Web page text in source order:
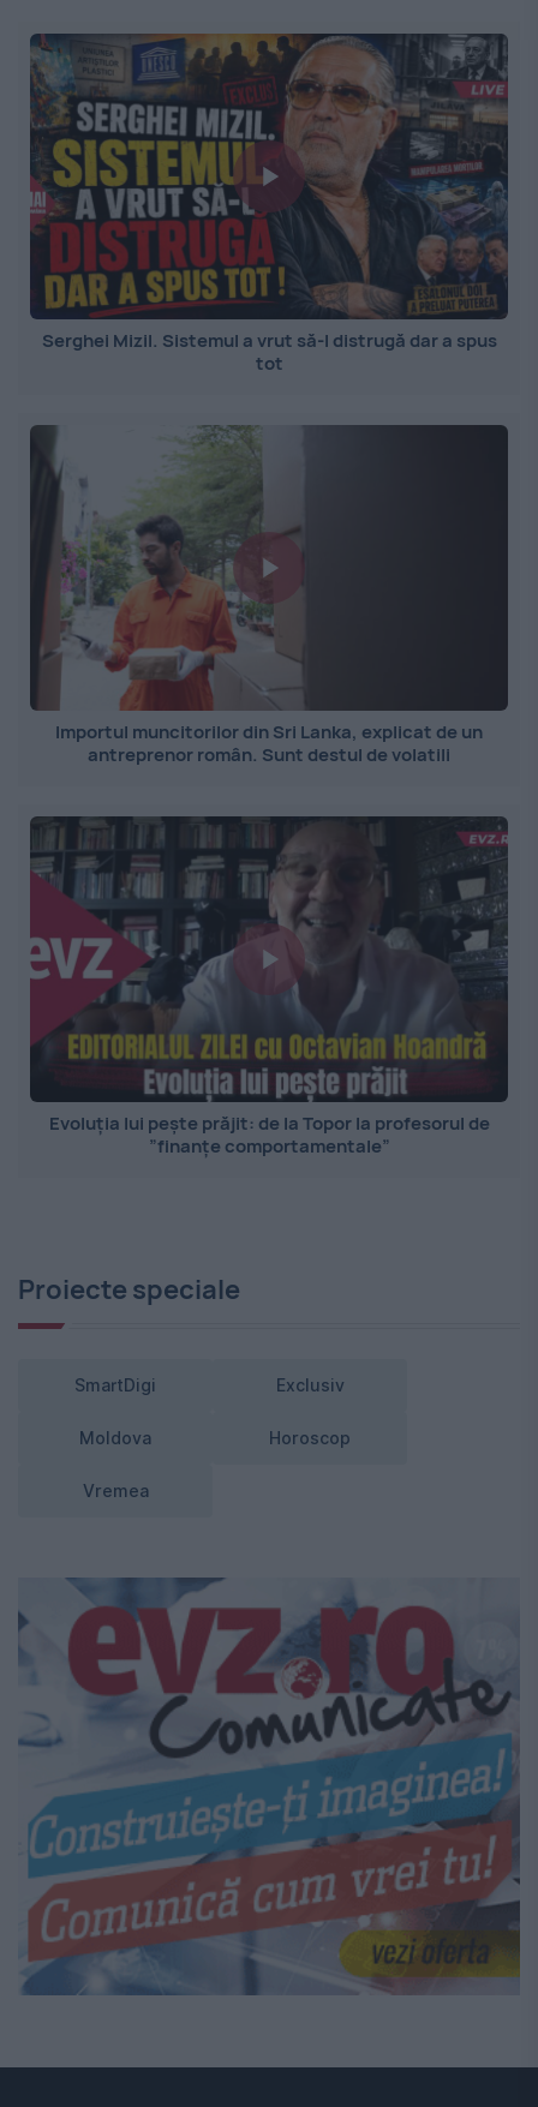
Serghei Mizil. Sistemul a vrut să-l distrugă dar a spus
tot
Importul muncitorilor din Sri Lanka, explicat de un
antreprenor român. Sunt destul de volatili
Evoluția lui pește prăjit: de la Topor la profesorul de
”finanțe comportamentale”
Proiecte speciale
SmartDigi Exclusiv
Moldova Horoscop
Vremea